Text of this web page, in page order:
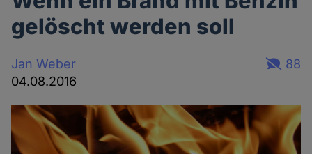
gelöscht werden soll
Jan Weber
04.08.2016
88